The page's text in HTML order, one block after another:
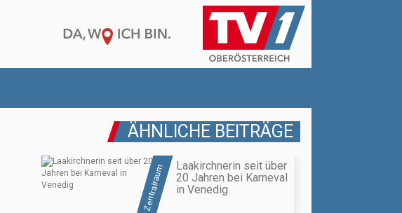
ÄHNLICHE BEITRÄGE
Zentralraum
Laakirchnerin seit über
20 Jahren bei Karneval
in Venedig